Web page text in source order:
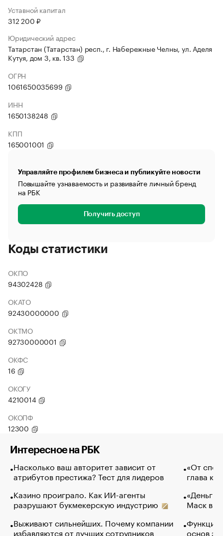
Уставной капитал
312 200 ₽
Юридический адрес
Татарстан (Татарстан) респ., г. Набережные Челны, ул. Аделя
Кутуя, дом 3, кв. 133
ОГРН
1061650035699
ИНН
1650138248
КПП
165001001
Управляйте профилем бизнеса и публикуйте новости
Повышайте узнаваемость и развивайте личный бренд
на РБК
Получить доступ
Коды статистики
ОКПО
94302428
ОКАТО
92430000000
ОКТМО
92730000001
ОКФС
16
ОКОГУ
4210014
ОКОПФ
12300
Интересное на РБК
Насколько ваш авторитет зависит от
атрибутов престижа? Тест для лидеров
Казино проиграло. Как ИИ-агенты
разрушают букмекерскую индустрию
Выживают сильнейших. Почему компании
избавляются от лучших сотрудников
«От
глава
«Деньги
Маск в
Функции
основ